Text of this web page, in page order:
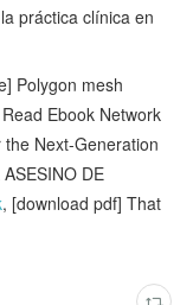
práctica clínica en
Polygon mesh
Ebook Network
Next-Generation
DE
, [download pdf] That